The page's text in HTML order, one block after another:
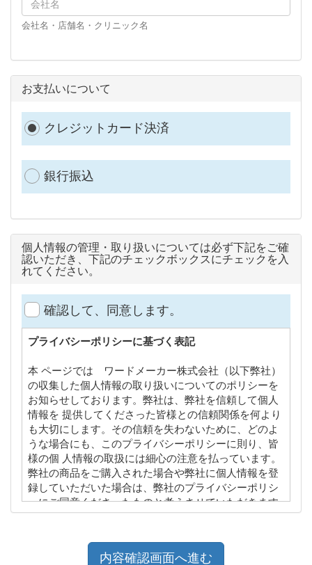
会社名・店舗名・クリニック名
お支払いについて
クレジットカード決済
銀行振込
個人情報の管理・取り扱いについては必ず下記をご確
認いただき、下記のチェックボックスにチェックを入
れてください。
確認して、同意します。
プライバシーポリシーに基づく表記
本 ページでは ワードメーカー株式会社（以下弊社）
の収集した個人情報の取り扱いについてのポリシーを
お知らせしております。弊社は、弊社を信頼して個人
情報を 提供してくださった皆様との信頼関係を何より
も大切にします。その信頼を失わないために、どのよ
うな場合にも、このプライバシーポリシーに則り、皆
様の個 人情報の取扱には細心の注意を払っています。
弊社の商品をご購入された場合や弊社に個人情報を登
録していただいた場合は、弊社のプライバシーポリシ
ーにご同意くださったものと考えさせていただきます
ので、本プライバシーポリシーの内容を熟読してご理
個人情報の入手方法